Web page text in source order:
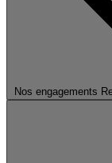
Nos engagements